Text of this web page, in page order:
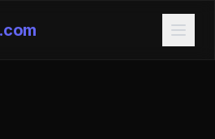
.com